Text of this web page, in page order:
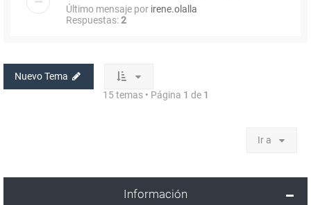
Último mensaje por irene.olalla
Respuestas:2
Nuevo Tema
15 temas • Página 1 de 1
Ir a
Información